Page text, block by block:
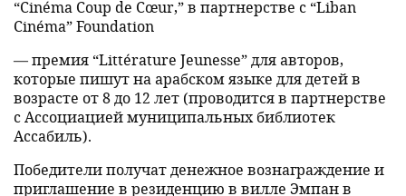
“Cinéma Coup de Cœur,” в партнерстве с “Liban
Cinéma” Foundation
— премия “Littérature Jeunesse” для авторов,
которые пишут на арабском языке для детей в
возрасте от 8 до 12 лет (проводится в партнерстве
с Ассоциацией муниципальных библиотек
Ассабиль).
Победители получат денежное вознаграждение и
приглашение в резиденцию в вилле Эмпан в